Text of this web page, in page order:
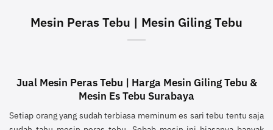
Mesin Peras Tebu | Mesin Giling Tebu
Jual Mesin Peras Tebu | Harga Mesin Giling Tebu &
Mesin Es Tebu Surabaya
Setiap orang yang sudah terbiasa meminum es sari tebu tentu saja